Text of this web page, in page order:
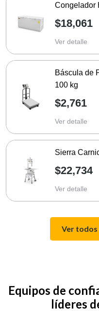
Congelador
$18,061
Ver detalle
Báscula de
100 kg
$2,761
Ver detalle
Sierra
$22,734
Ver detalle
Ver
Equipos de
líderes